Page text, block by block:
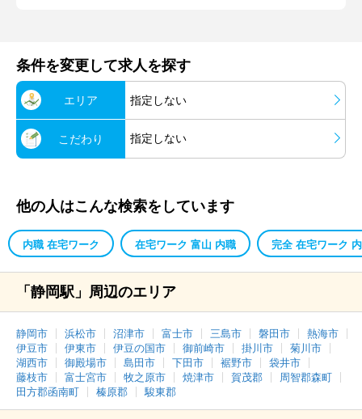
条件を変更して求人を探す
エリア 指定しない
こだわり 指定しない
他の人はこんな検索をしています
内職 在宅ワーク 在宅ワーク 富山 内職 完全 在宅ワーク
「静岡駅」周辺のエリア
静岡市 浜松市 沼津市 富士市 三島市 磐田市
熱海市
伊豆市
伊東市 伊豆の国市 御前崎市 掛川市
菊川市
湖西市
御殿場市 島田市 下田市 裾野市
袋井市
藤枝市
富士宮市 牧之原市 焼津市 賀茂郡
周智郡森町
田方郡函南町
榛原郡 駿東郡